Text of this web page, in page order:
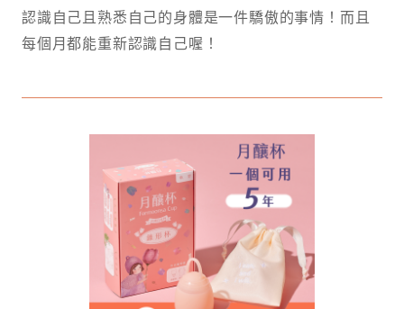
認識自己且熟悉自己的身體是一件驕傲的事情！而且
每個月都能重新認識自己喔！